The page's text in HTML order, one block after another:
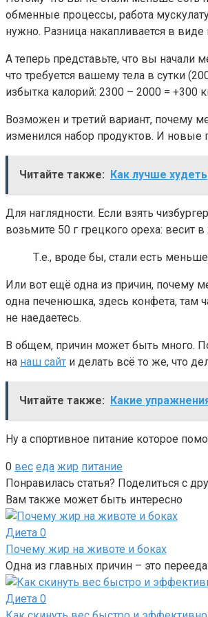
обменные процессы, работа
нужно. Разница накапливается в
А теперь представьте, что вы начали
что требуется вашему тела в сутки
избытка калорий: 2300 – 2000 = +300
Возможен и третий вариант, почему
изменился набор продуктов. И
Читайте также: Как лучше худеть
Для наглядности. Если взять
возьмите 50 г грецкого ореха:
Т.е., вроде бы, стали есть
Или вот ещё одна из причин, почему
одна печенюшка, здесь конфета, там
не наедаетесь.
В общем, причин может быть много.
на наш сайт и делать всё то же, что
Читайте также: Какие
Ну а спортивное питание которое
0 вес еда жир питание
Понравилась статья? Поделиться с
Вам также может быть интересно
Диета 0
Почему жир на животе и боках
Одна из главных причин – это
Диета 0